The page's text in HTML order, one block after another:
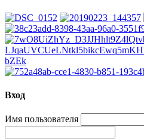
Вход
Имя пользователя